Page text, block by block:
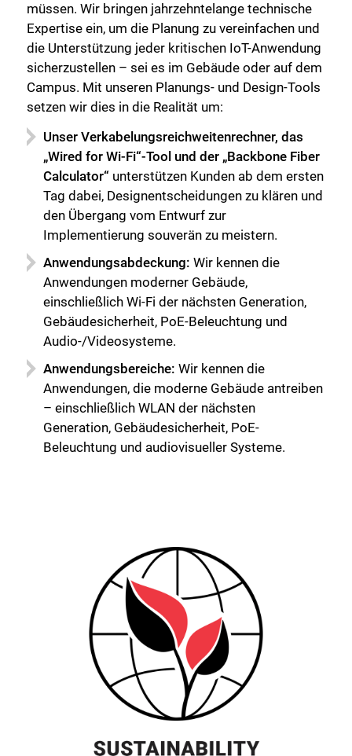
müssen. Wir bringen jahrzehntelange technische
Expertise ein, um die Planung zu vereinfachen und
die Unterstützung jeder kritischen IoT-Anwendung
sicherzustellen – sei es im Gebäude oder auf dem
Campus. Mit unseren Planungs- und Design-Tools
setzen wir dies in die Realität um:
Unser Verkabelungsreichweitenrechner, das
„Wired for Wi-Fi“-Tool und der „Backbone Fiber
Calculator“ unterstützen Kunden ab dem ersten
Tag dabei, Designentscheidungen zu klären und
den Übergang vom Entwurf zur
Implementierung souverän zu meistern.
Anwendungsabdeckung: Wir kennen die
Anwendungen moderner Gebäude,
einschließlich Wi-Fi der nächsten Generation,
Gebäudesicherheit, PoE-Beleuchtung und
Audio-/Videosysteme.
Anwendungsbereiche: Wir kennen die
Anwendungen, die moderne Gebäude antreiben
– einschließlich WLAN der nächsten
Generation, Gebäudesicherheit, PoE-
Beleuchtung und audiovisueller Systeme.